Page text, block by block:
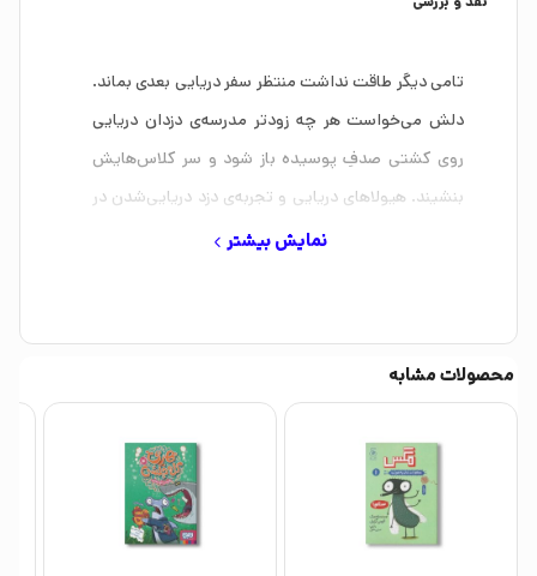
تامی دیگر طاقت نداشت منتظر سفر دریایی بعدی بماند.
دلش می‌خواست هر چه زودتر مدرسه‌ی دزدان دریایی
روی کشتی صدفِ پوسیده باز شود و سر کلاس‌هایش
بنشیند. هیولاهای دریایی و تجربه‌ی دزد دریایی‌شدن در
برنامه‌های درسی حسابی هیجان‌زده‌اش کرده بود.
و دوستانش می‌توانند دزد شیرینی و شکلات را با آن
انگشتان چسبناک دستگیر کنند؟
سفر دریایی مهیج را در مدرسه‌ی دزدان دریایی ناخدا
ریش‌آتشی تجربه کنید!
نمایش بیشتر
محصولات مشابه